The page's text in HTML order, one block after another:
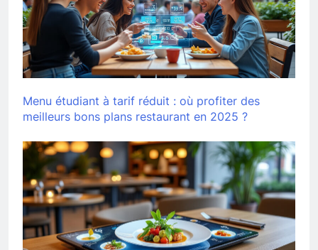
Menu étudiant à tarif réduit : où profiter des
meilleurs bons plans restaurant en 2025 ?